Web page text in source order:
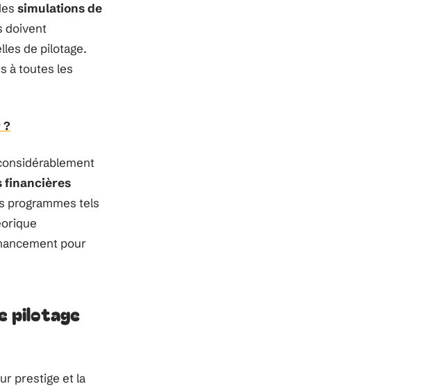
simulations de
doivent
de pilotage.
à toutes les
?
financières
programmes tels
pour
pilotage
prestige et la